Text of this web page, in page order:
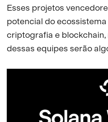
Esses projetos
potencial do
criptografia e
dessas equipes serão